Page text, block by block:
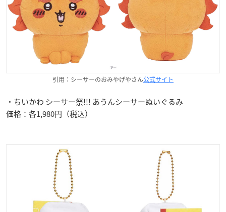
引用：シーサーのおみやげやさん公式サイト
・ちいかわ シーサー祭!!! あうんシーサーぬいぐるみ
価格：各1,980円（税込）